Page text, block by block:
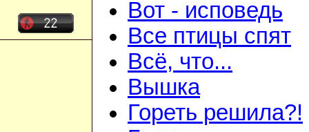
Вот - исповедь
Все птицы спят
Всё, что...
Вышка
Гореть решила?!